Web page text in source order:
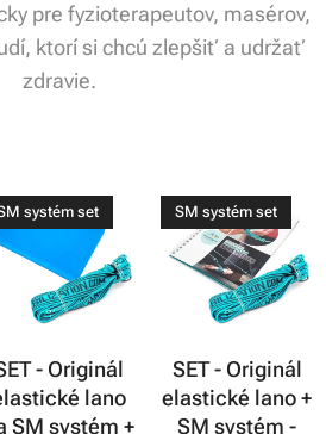
pre fyzioterapeutov, masérov,
ktorí si chcú zlepšiť a udržať
zdravie.
- Originál
lano
SM systém +
systém set
SET - Originál
elastické lano +
SM systém -
SM systém set